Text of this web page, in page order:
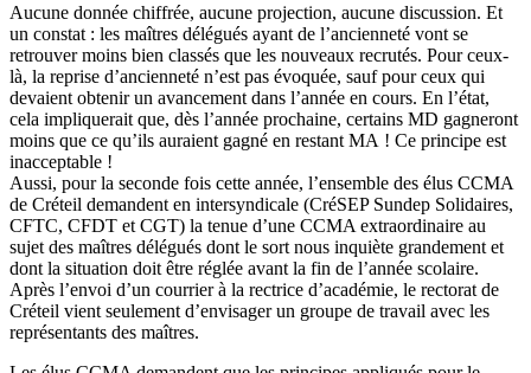
Aucune donnée chiffrée, aucune projection, aucune discussion. Et
un constat : les maîtres délégués ayant de l’ancienneté vont se
retrouver moins bien classés que les nouveaux recrutés. Pour ceux-
là, la reprise d’ancienneté n’est pas évoquée, sauf pour ceux qui
devaient obtenir un avancement dans l’année en cours. En l’état,
cela impliquerait que, dès l’année prochaine, certains MD gagneront
moins que ce qu’ils auraient gagné en restant MA ! Ce principe est
inacceptable !
Aussi, pour la seconde fois cette année, l’ensemble des élus CCMA
de Créteil demandent en intersyndicale (CréSEP Sundep Solidaires,
CFTC, CFDT et CGT) la tenue d’une CCMA extraordinaire au
sujet des maîtres délégués dont le sort nous inquiète grandement et
dont la situation doit être réglée avant la fin de l’année scolaire.
Après l’envoi d’un courrier à la rectrice d’académie, le rectorat de
Créteil vient seulement d’envisager un groupe de travail avec les
représentants des maîtres.